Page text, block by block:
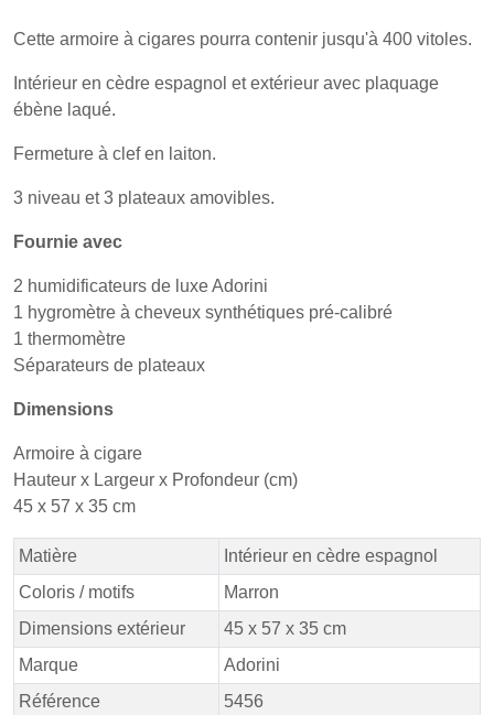
Cette armoire à cigares pourra contenir jusqu'à 400 vitoles.
Intérieur en cèdre espagnol et extérieur avec plaquage
ébène laqué.
Fermeture à clef en laiton.
3 niveau et 3 plateaux amovibles.
Fournie avec
2 humidificateurs de luxe Adorini
1 hygromètre à cheveux synthétiques pré-calibré
1 thermomètre
Séparateurs de plateaux
Dimensions
Armoire à cigare
Hauteur x Largeur x Profondeur (cm)
45 x 57 x 35 cm
Matière
Intérieur en cèdre espagnol
Coloris / motifs
Marron
Dimensions extérieur
45 x 57 x 35 cm
Marque
Adorini
Référence
5456